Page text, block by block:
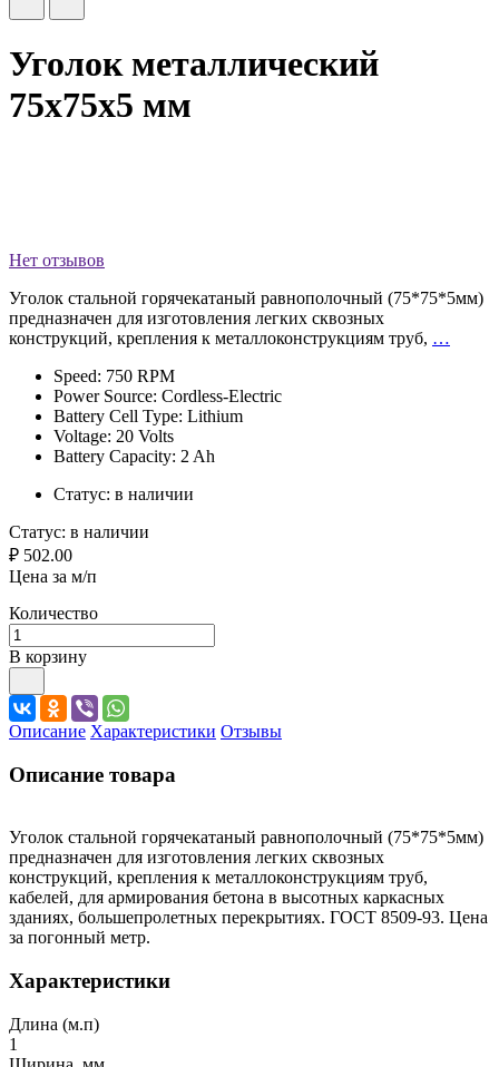
Уголок металлический
75x75x5 мм
Нет отзывов
Уголок стальной горячекатаный равнополочный (75*75*5мм)
предназначен для изготовления легких сквозных
конструкций, крепления к металлоконструкциям труб, …
Speed: 750 RPM
Power Source: Cordless-Electric
Battery Cell Type: Lithium
Voltage: 20 Volts
Battery Capacity: 2 Ah
Статус: в наличии
Статус: в наличии
₽ 502.00
Цена за м/п
Количество
В корзину
Описание Характеристики Отзывы
Описание товара
Уголок стальной горячекатаный равнополочный (75*75*5мм)
предназначен для изготовления легких сквозных
конструкций, крепления к металлоконструкциям труб,
кабелей, для армирования бетона в высотных каркасных
зданиях, большепролетных перекрытиях. ГОСТ 8509-93. Цена
за погонный метр.
Характеристики
Длина (м.п)
1